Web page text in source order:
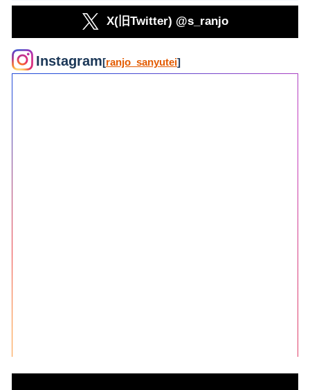
X(旧Twitter) @s_ranjo
Instagram[ranjo_sanyutei]